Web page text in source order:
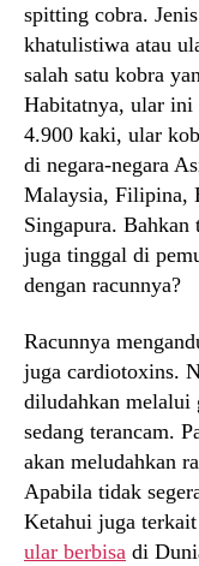
spitting cobra.
khatulistiwa atau
salah satu kobra
Habitatnya, ular ini
4.900 kaki, ular
di negara-negara
Malaysia, Filipina,
Singapura.
juga tinggal di
dengan racunnya?
Racunnya
juga cardiotoxins.
diludahkan melalui
sedang terancam.
akan meludahkan
Apabila tidak
Ketahui juga terkait
ular berbisa di